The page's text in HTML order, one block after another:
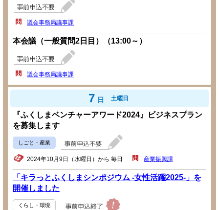
議会事務局議事課
本会議（一般質問2日目）（13:00～）
議会事務局議事課
7 日 土曜日
『ふくしまベンチャーアワード2024』ビジネスプラン
を募集します
しごと・産業
2024年10月9日（水曜日）から 毎日 産業振興課
「キラっとふくしまシンポジウム -女性活躍2025-」を
開催しました
くらし・環境